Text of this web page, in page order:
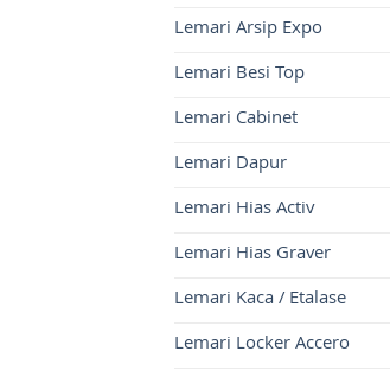
Lemari Arsip Expo
Lemari Besi Top
Lemari Cabinet
Lemari Dapur
Lemari Hias Activ
Lemari Hias Graver
Lemari Kaca / Etalase
Lemari Locker Accero